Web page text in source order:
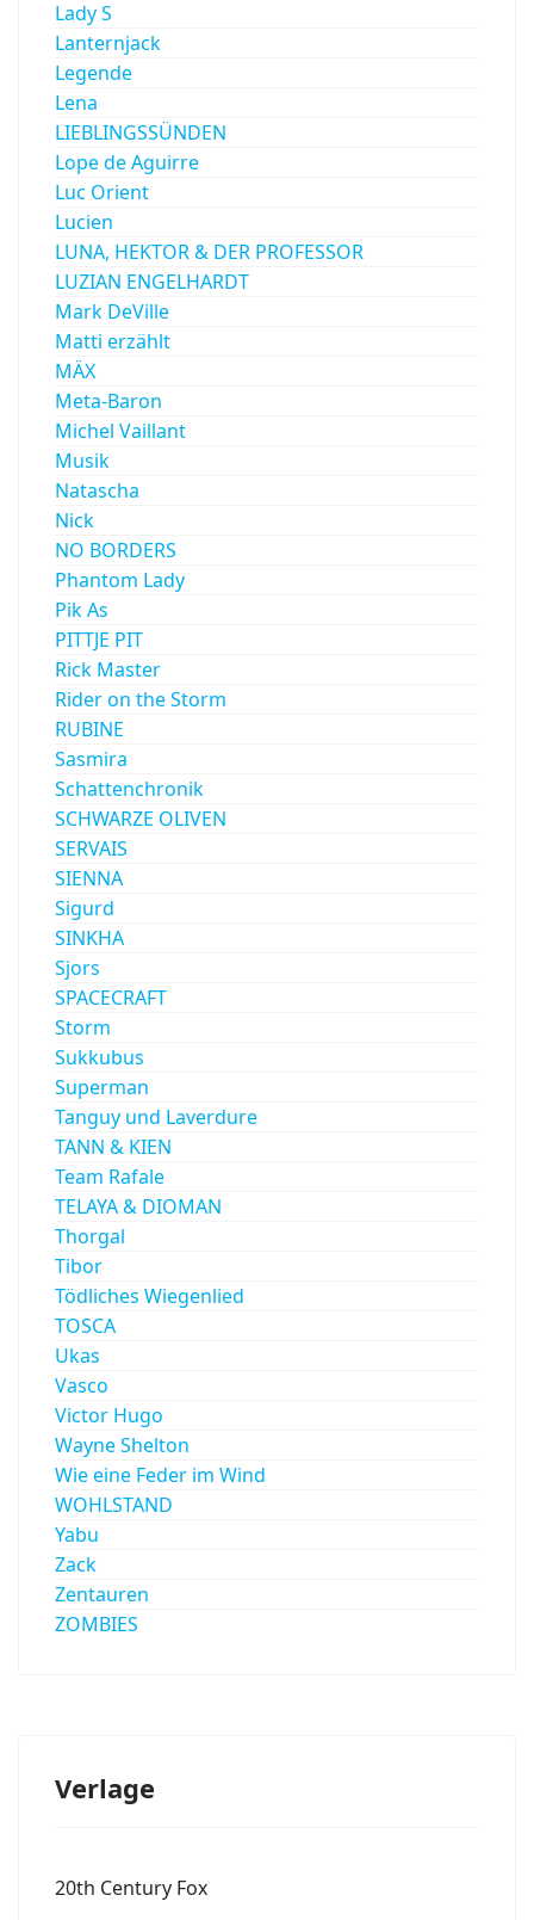
Lady S
Lanternjack
Legende
Lena
LIEBLINGSSÜNDEN
Lope de Aguirre
Luc Orient
Lucien
LUNA, HEKTOR & DER PROFESSOR
LUZIAN ENGELHARDT
Mark DeVille
Matti erzählt
MÄX
Meta-Baron
Michel Vaillant
Musik
Natascha
Nick
NO BORDERS
Phantom Lady
Pik As
PITTJE PIT
Rick Master
Rider on the Storm
RUBINE
Sasmira
Schattenchronik
SCHWARZE OLIVEN
SERVAIS
SIENNA
Sigurd
SINKHA
Sjors
SPACECRAFT
Storm
Sukkubus
Superman
Tanguy und Laverdure
TANN & KIEN
Team Rafale
TELAYA & DIOMAN
Thorgal
Tibor
Tödliches Wiegenlied
TOSCA
Ukas
Vasco
Victor Hugo
Wayne Shelton
Wie eine Feder im Wind
WOHLSTAND
Yabu
Zack
Zentauren
ZOMBIES
Verlage
20th Century Fox